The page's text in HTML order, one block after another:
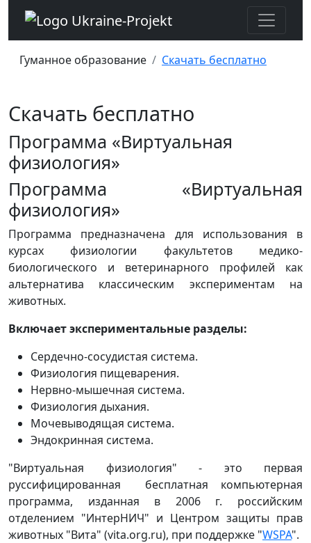
Гуманное образование Скачать бесплатно
Скачать бесплатно
Программа «Виртуальная
физиология»
Программа «Виртуальная
физиология»
Программа предназначена для использования в
курсах физиологии факультетов медико-
биологического и ветеринарного профилей как
альтернатива классическим экспериментам на
животных.
Включает экспериментальные разделы:
Сердечно-сосудистая система.
Физиология пищеварения.
Нервно-мышечная система.
Физиология дыхания.
Мочевыводящая система.
Эндокринная система.
"Виртуальная физиология" - это первая
руссифицированная бесплатная компьютерная
программа, изданная в 2006 г. российским
отделением "ИнтерНИЧ" и Центром защиты прав
животных "Вита" (vita.org.ru), при поддержке "WSPA".